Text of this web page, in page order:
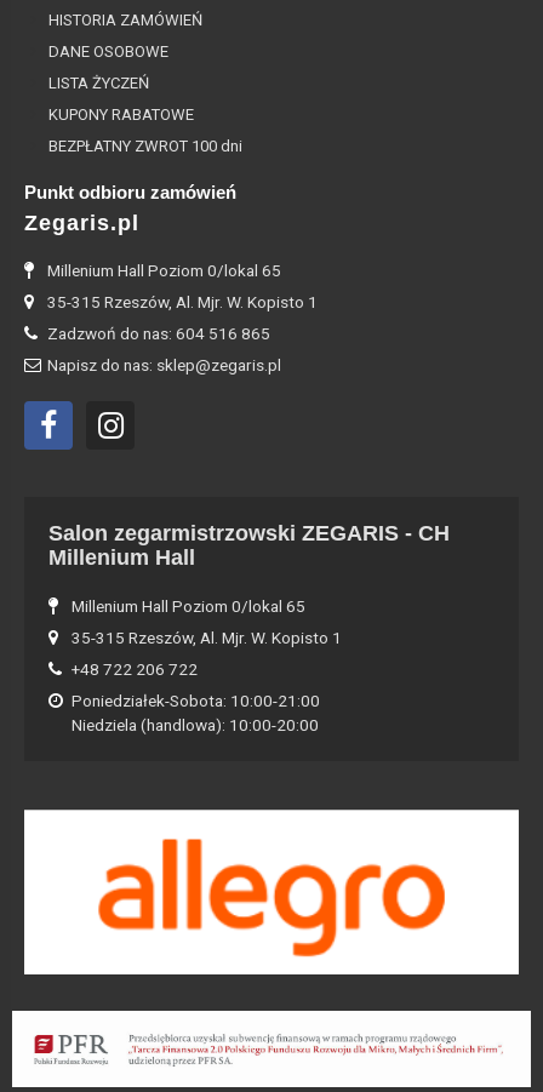
HISTORIA ZAMÓWIEŃ
DANE OSOBOWE
LISTA ŻYCZEŃ
KUPONY RABATOWE
BEZPŁATNY ZWROT 100 dni
Punkt odbioru zamówień
Zegaris.pl
Millenium Hall Poziom 0/lokal 65
35-315 Rzeszów, Al. Mjr. W. Kopisto 1
Zadzwoń do nas: 604 516 865
Napisz do nas: sklep@zegaris.pl
Salon zegarmistrzowski ZEGARIS - CH
Millenium Hall
Millenium Hall Poziom 0/lokal 65
35-315 Rzeszów, Al. Mjr. W. Kopisto 1
+48 722 206 722
Poniedziałek-Sobota: 10:00-21:00
Niedziela (handlowa): 10:00-20:00